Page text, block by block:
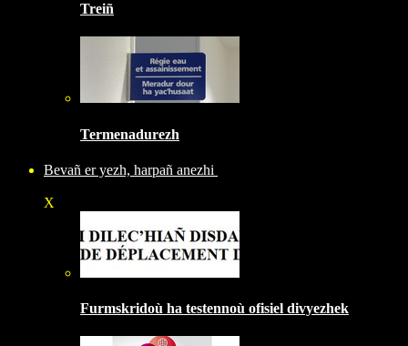
Treiñ
Termenadurezh
Bevañ er yezh, harpañ anezhi
X
Furmskridoù ha testennoù ofisiel divyezhek